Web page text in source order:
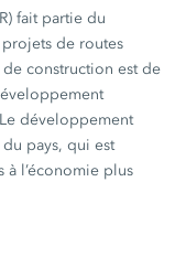
fait partie du
de routes
construction est de
développement
pays, qui est
l’économie plus